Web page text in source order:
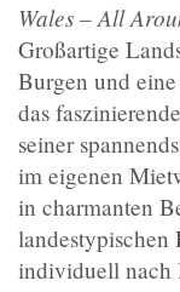
Wales – All
Großartige
Burgen und
das
seiner
im eigenen
in charmanten
landestypischen
individuell nach